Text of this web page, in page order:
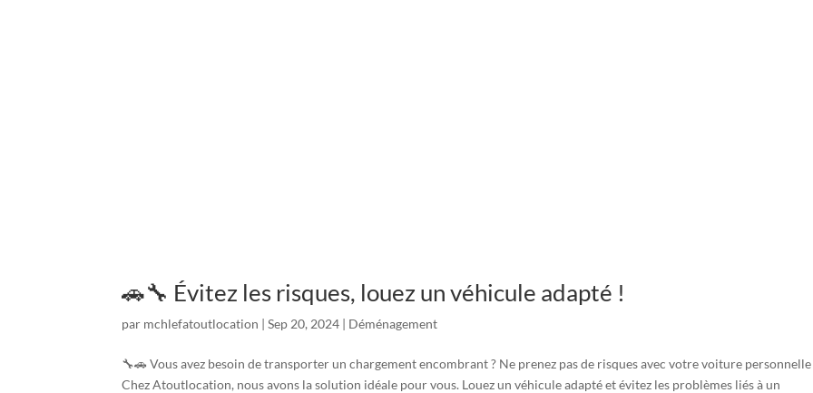
🚗🔧 Évitez les risques, louez un véhicule adapté !
par mchlefatoutlocation |Sep 20, 2024 | Déménagement
🔧🚗 Vous avez besoin de transporter un chargement encombrant ? Ne prenez pas de risques avec votre voiture
Chez Atoutlocation, nous avons la solution idéale pour vous. Louez un véhicule adapté et évitez les problèmes liés à un